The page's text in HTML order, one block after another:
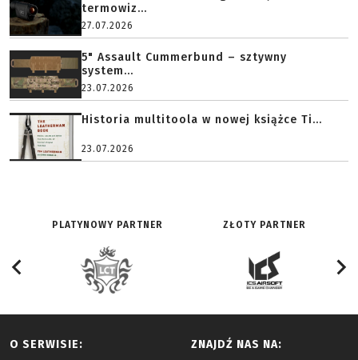
termowiz...
27.07.2026
5" Assault Cummerbund – sztywny
system...
23.07.2026
Historia multitoola w nowej książce Ti...
23.07.2026
PLATYNOWY PARTNER ZŁOTY PARTNER
O SERWISIE: ZNAJDŹ NAS NA: